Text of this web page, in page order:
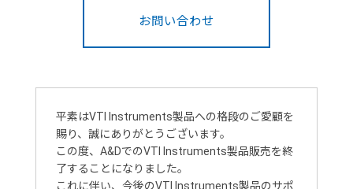
お問い合わせ
平素はVTI Instruments製品への格段のご愛顧を
賜り、誠にありがとうございます。
この度、A&DでのVTI Instruments製品販売を終
了することになりました。
これに伴い、今後のVTI Instruments製品のサポ